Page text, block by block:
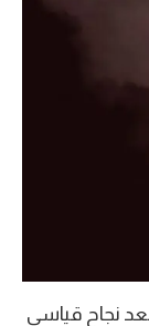
بعد نجاح قياسي